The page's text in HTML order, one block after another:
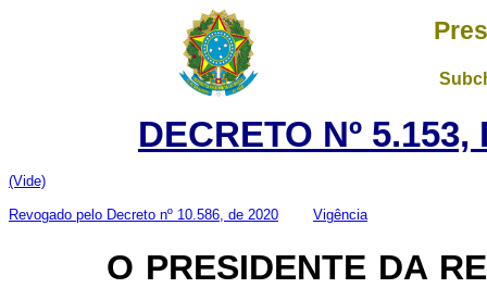
DECRETO Nº
(Vide)
Revogado pelo Decreto nº 10.586, de 2020 Vigência
O PRESIDENTE DA